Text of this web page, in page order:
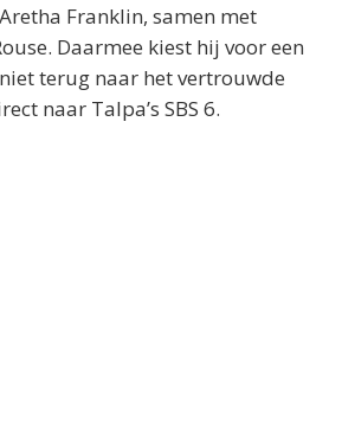
Franklin, samen met
Daarmee kiest hij voor een
terug naar het vertrouwde
naar Talpa’s SBS 6.